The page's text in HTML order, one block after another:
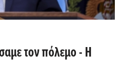
τον πόλεμο - Η